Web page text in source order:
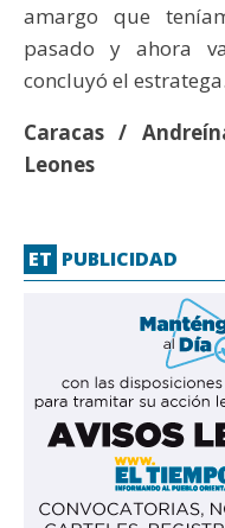
amargo que
pasado y ahora
concluyó el estratega.
Caracas /
Leones
ET PUBLICIDAD